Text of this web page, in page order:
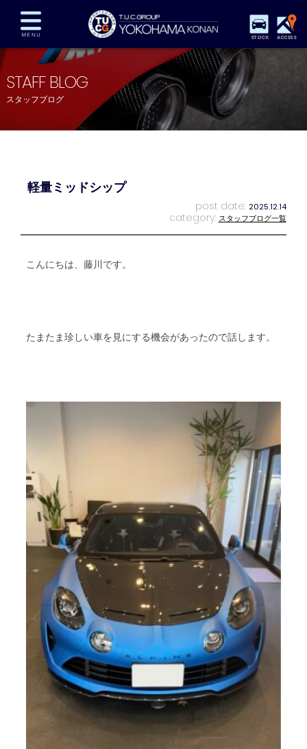
STOCK ACCESS
在庫車両情報 保証&サービス パーツリスト
TUCとは？ 店舗情報 アクセスマップ
全国納車 特別作業 注文販売
STAFF BLOG
スタッフブログ
軽量ミッドシップ
post date: 2025.12.14
category: スタッフブログ一覧
こんにちは、藤川です。
たまたま珍しい車を見にする機会があったので話します。